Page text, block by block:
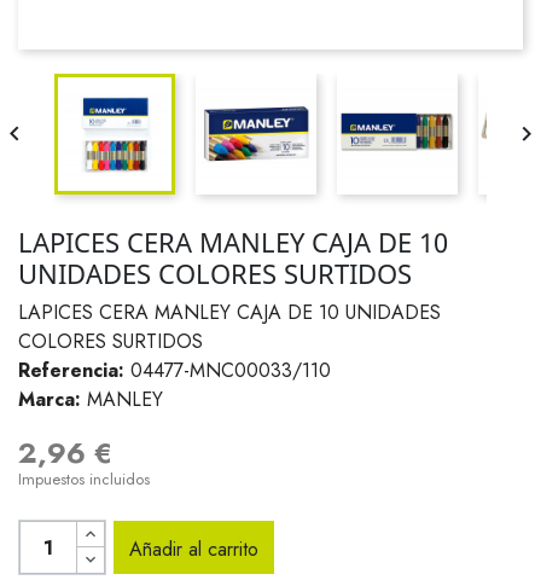
 
LAPICES CERA MANLEY CAJA DE 10
UNIDADES COLORES SURTIDOS
LAPICES CERA MANLEY CAJA DE 10 UNIDADES
COLORES SURTIDOS
Referencia: 04477-MNC00033/110
Marca: MANLEY
2,96 €
Impuestos incluidos
Añadir al carrito